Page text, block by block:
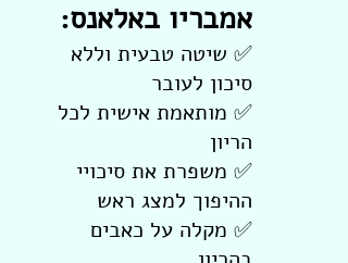
אמבריו באלאנס:
✅ שיטה טבעית וללא
סיכון לעובר
✅ מותאמת אישית לכל
הריון
✅ משפרת את סיכויי
ההיפוך למצג ראש
✅ מקלה על כאבים